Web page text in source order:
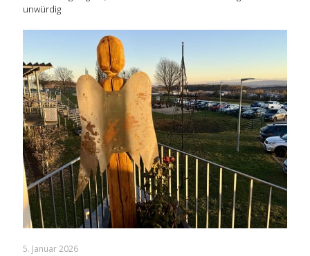
unwürdig
5. Januar 2026